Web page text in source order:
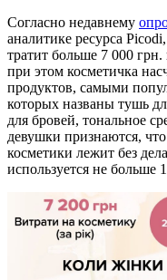
Согласно недавнему
аналитике ресурса
тратит больше 7 000
при этом косметичка
продуктов, самыми
которых названы тушь
для бровей, тональное
девушки признаются,
косметики лежит без
используется не больше